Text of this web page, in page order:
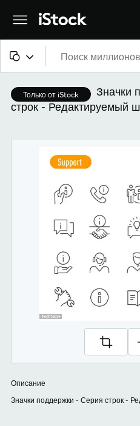
Все материалы
Изображения
Фотографии
Иллюстрации
Векторные файлы
Видео
Только от iStock
Значки
строк - Редактируемый
Описание
Значки поддержки - Серия строк -